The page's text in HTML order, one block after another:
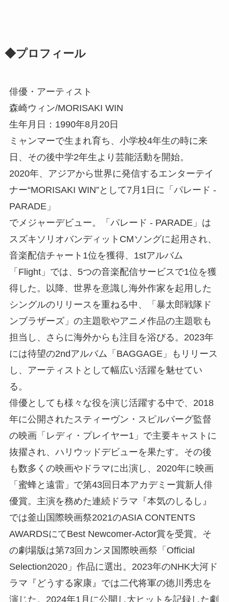
◆プロフィール
俳優・アーティスト
森崎ウィン/MORISAKI WIN
生年月日：1990年8月20日
ミャンマーで生まれ育ち、小学校4年生の時に来
日、その後中学2年生より芸能活動を開始。
2020年、アジアから世界に発信するエンターテイ
ナー“MORISAKI WIN”として7月1日に「パレード -
PARADE」
でメジャーデビュー。「パレード - PARADE」は
スズキソリオバンディットCMソングに起用され、
音楽配信チャート1位を獲得、1stアルバム
「Flight」では、5つの音楽配信サービスで1位を獲
得した。以降、世界を意識し海外作家を起用した
シングルのリリースを重ねる中、「暴太郎戦隊ド
ンブラザーズ」の主題歌やアニメ作品の主題歌も
担当し、さらに海外からも注目を浴びる。2023年
には待望の2ndアルバム「BAGGAGE」もリリース
し、アーティストとして幅広い活躍を魅せてい
る。
俳優としても様々な役を演じ活躍する中で、2018
年に公開されたスティーヴン・スピルバーグ監督
の映画「レディ・プレイヤー1」で主要キャストに
抜擢され、ハリウッドデビューを果たす。その後
も数多くの映画やドラマに出演し、2020年に映画
「蜜蜂と遠雷」で第43回日本アカデミー賞新人俳
優賞。主演を務めた連続ドラマ『本気のしるし』
では釜山国際映画祭2021のASIA CONTENTS
AWARDSにてBest Newcomer-Actor賞を受賞。そ
の劇場版は第73回カンヌ国際映画祭「Official
Selection2020」作品に選出。2023年のNHK大河ド
ラマ『どうする家康』では二代将軍の徳川秀忠を
演じた。2024年1月に公開し大ヒットを記録した劇